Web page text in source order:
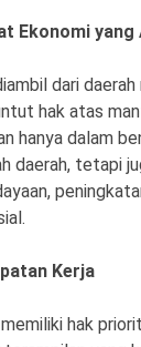
Ekonomi yang
dari
hak atas
hanya dalam
daerah, tetapi
Kerja
hak